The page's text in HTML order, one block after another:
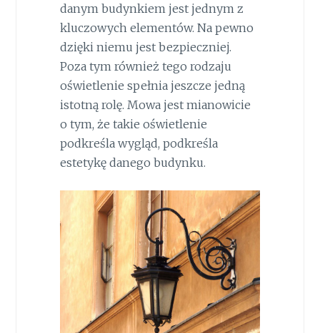
danym budynkiem jest jednym z
kluczowych elementów. Na pewno
dzięki niemu jest bezpieczniej.
Poza tym również tego rodzaju
oświetlenie spełnia jeszcze jedną
istotną rolę. Mowa jest mianowicie
o tym, że takie oświetlenie
podkreśla wygląd, podkreśla
estetykę danego budynku.